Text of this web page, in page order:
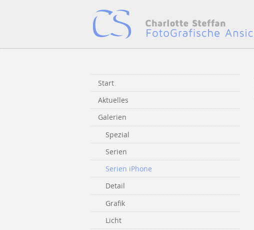
Start
Aktuelles
Galerien
Spezial
Serien
Serien iPhone
Detail
Grafik
Licht